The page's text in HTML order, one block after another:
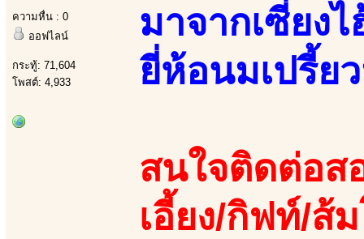
ความหื่น : 0
ออฟไลน์
กระทู้: 71,604
โพสต์: 4,933
มาจากเซี่ยง
ยี่ห้อนมเปรี้ย
สนใจติดต่อส
เอี้ยง/กิฟท์/ส้